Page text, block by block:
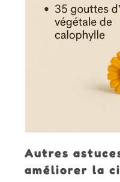
Autres
améliorer la